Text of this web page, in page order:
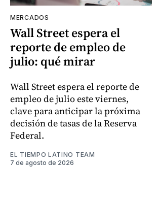
MERCADOS
Wall Street espera el
reporte de empleo de
julio: qué mirar
Wall Street espera el reporte de
empleo de julio este viernes,
clave para anticipar la próxima
decisión de tasas de la Reserva
Federal.
EL TIEMPO LATINO TEAM
7 de agosto de 2026